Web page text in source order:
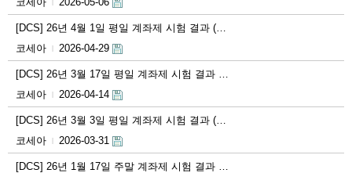
[DCS] 26년 4월 1일 평일 계좌제 시험 결과 (…
코세아
2026-04-29
[DCS] 26년 3월 17일 평일 계좌제 시험 결과 …
코세아
2026-04-14
[DCS] 26년 3월 3일 평일 계좌제 시험 결과 (…
코세아
2026-03-31
[DCS] 26년 1월 17일 주말 계좌제 시험 결과 …